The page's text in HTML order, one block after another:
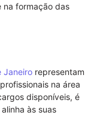
formação das
Janeiro representam
na área
disponíveis, é
às suas